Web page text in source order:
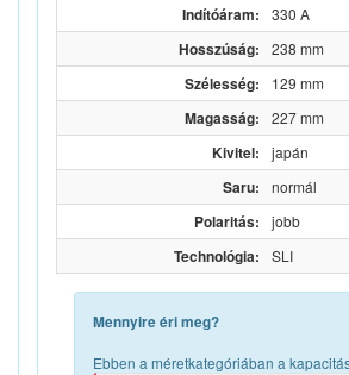
Indítóáram: 330 A
Hosszúság: 238 mm
Szélesség: 129 mm
Magasság: 227 mm
Kivitel: japán
Saru: normál
Polaritás: jobb
Technológia: SLI
Mennyire éri meg?
Ebben a méretkategóriában a